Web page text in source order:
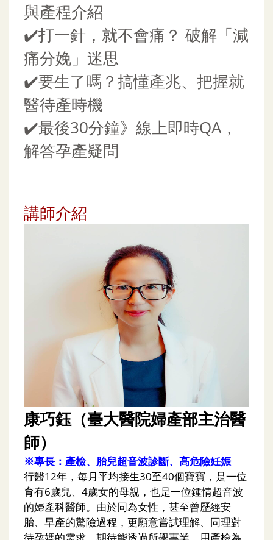
與產程介紹
✔️打一針，就不會痛？ 破解「減
痛分娩」迷思
✔️要生了嗎？搞懂產兆、把握就
醫待產時機
✔️最後30分鐘》線上即時QA，
解答孕產疑問
講師介紹
康巧鈺（臺大醫院婦產部主治醫
師）
※專長：產檢、胎兒超音波診斷、高危險妊娠
行醫12年，每月平均接生30至40個寶寶，是一位
育有6歲兒、4歲女的母親，也是一位鍾情超音波
的婦產科醫師。由於同為女性，甚至曾歷經安
胎、早產的驚險過程，更願意嘗試理解、同理對